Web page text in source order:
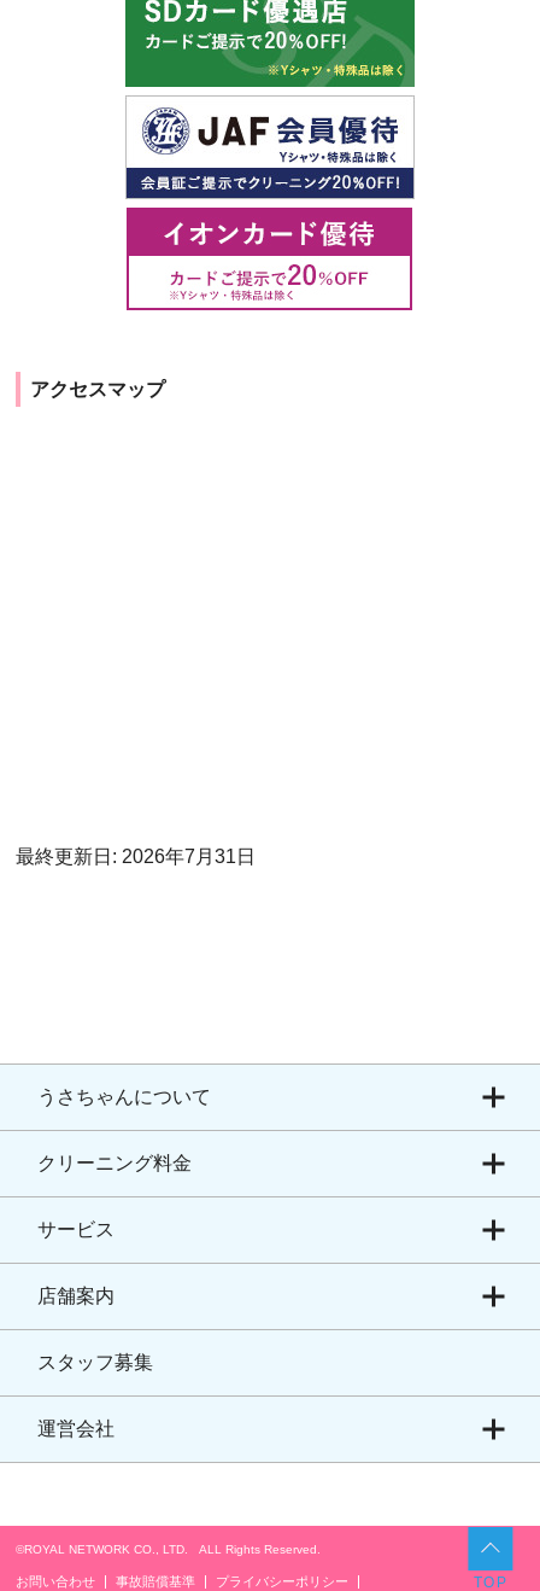
アクセスマップ
最終更新日: 2026年7月31日
うさちゃんについて
クリーニング料金
サービス
店舗案内
スタッフ募集
運営会社
©ROYAL NETWORK CO., LTD. ALL Rights Reserved.​
お問い合わせ 事故賠償基準 プライバシーポリシー